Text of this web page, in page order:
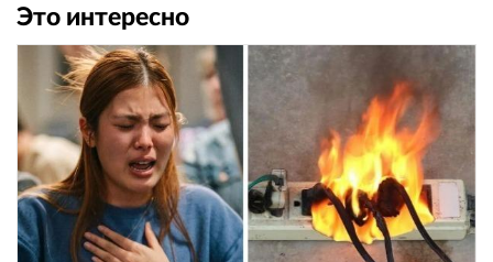
Это интересно